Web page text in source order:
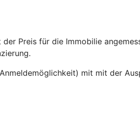
Preis für die Immobilie
mit mit der